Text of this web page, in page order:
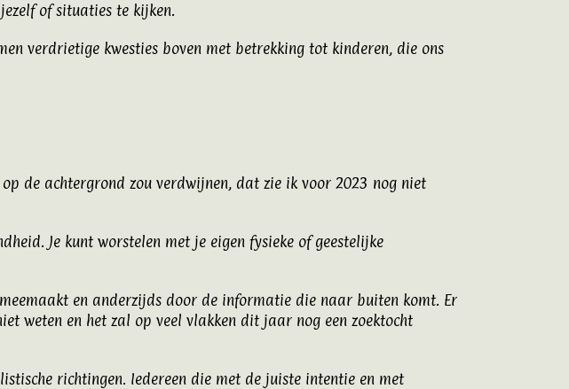
of situaties te kijken.
verdrietige kwesties boven met betrekking tot kinderen, die ons
de achtergrond zou verdwijnen, dat zie ik voor 2023 nog niet
Je kunt worstelen met je eigen fysieke of geestelijke
en anderzijds door de informatie die naar buiten komt. Er
weten en het zal op veel vlakken dit jaar nog een zoektocht
richtingen. Iedereen die met de juiste intentie en met